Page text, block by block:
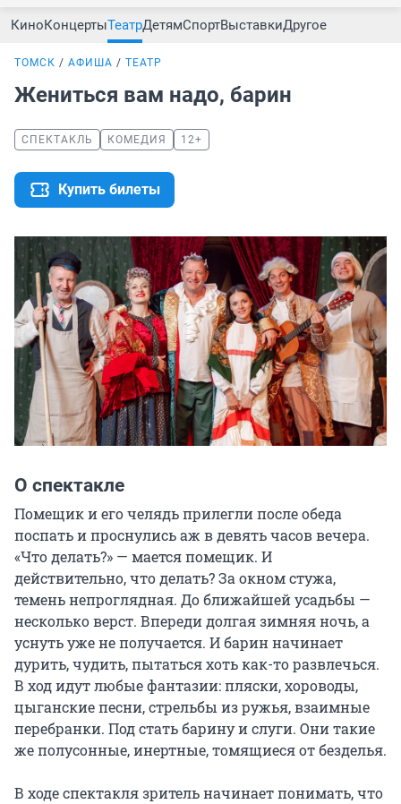
КиноКонцертыТеатрДетямСпортВыставкиДругое
ТОМСК АФИША ТЕАТР
Жениться вам надо, барин
СПЕКТАКЛЬ КОМЕДИЯ 12+
Купить билеты
О спектакле
Помещик и его челядь прилегли после обеда
поспать и проснулись аж в девять часов вечера.
«Что делать?» — мается помещик. И
действительно, что делать? За окном стужа,
темень непроглядная. До ближайшей усадьбы —
несколько верст. Впереди долгая зимняя ночь, а
уснуть уже не получается. И барин начинает
дурить, чудить, пытаться хоть как-то развлечься.
В ход идут любые фантазии: пляски, хороводы,
цыганские песни, стрельбы из ружья, взаимные
перебранки. Под стать барину и слуги. Они такие
же полусонные, инертные, томящиеся от безделья.
В ходе спектакля зритель начинает понимать, что